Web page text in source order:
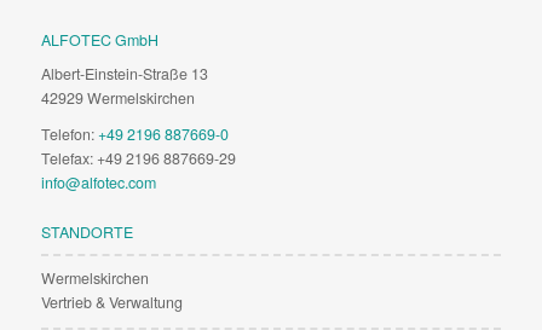
ALFOTEC GmbH
Albert-Einstein-Straße 13
42929 Wermelskirchen
Telefon:+49 2196 887669-0
Telefax: +49 2196 887669-29
info@alfotec.com
STANDORTE
Wermelskirchen
Vertrieb & Verwaltung